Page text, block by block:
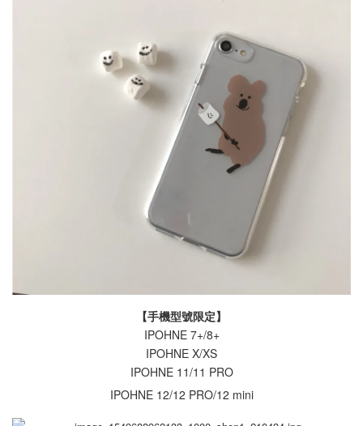
【手機型號限定】
IPOHNE 7+/8+
IPOHNE X/XS
IPOHNE 11/11 PRO
IPOHNE 12/12 PRO/12 mini